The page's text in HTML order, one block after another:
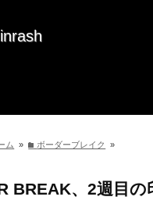
ム » folderボーダーブレイク »
BREAK、2週目の